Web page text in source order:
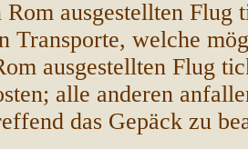
Rom ausgestellten Flug
Transporte, welche
ausgestellten Flug
alle anderen
das Gepäck zu